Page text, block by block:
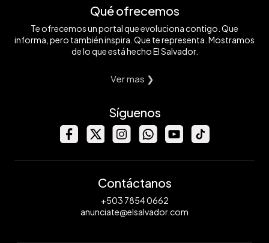
Qué ofrecemos
Te ofrecemos un portal que evoluciona contigo. Que
informa, pero también inspira. Que te representa. Mostramos
de lo que está hecho El Salvador.
Ver mas ❯
Síguenos
Contáctanos
+503 7854 0662
anunciate@elsalvador.com